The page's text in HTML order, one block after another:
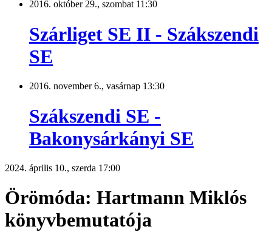
2016. október 29., szombat 11:30
Szárliget SE II - Szákszendi
SE
2016. november 6., vasárnap 13:30
Szákszendi SE -
Bakonysárkányi SE
2024. április 10., szerda 17:00
Örömóda: Hartmann Miklós
könyvbemutatója